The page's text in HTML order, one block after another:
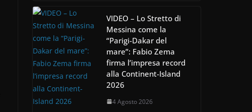
VIDEO – Lo Stretto di
Messina come la
“Parigi-Dakar del
mare”: Fabio Zema
firma l’impresa record
alla Continent-Island
2026
4 Agosto 2026